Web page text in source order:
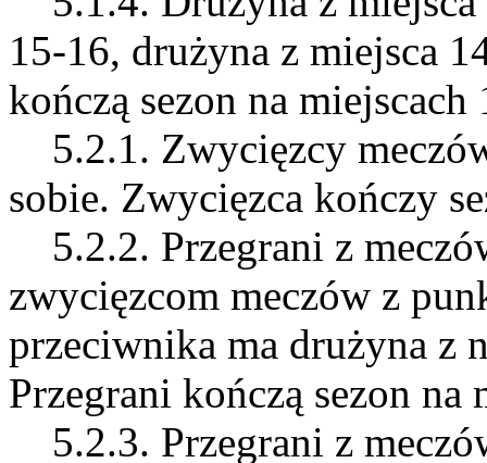
15-16, drużyna z miejsca
kończą sezon na miejscach
5.2.1. Zwycięzcy
sobie. Zwycięzca kończy
5.2.2. Przegrani z
zwycięzcom meczów z
przeciwnika ma drużyna z
Przegrani kończą sezon na
5.2.3. Przegrani z